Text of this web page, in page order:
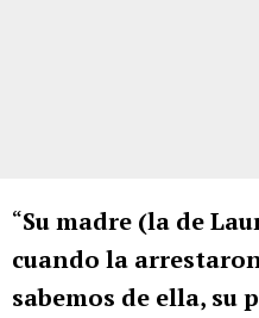
“Su madre (la de
cuando la
sabemos de ella, su